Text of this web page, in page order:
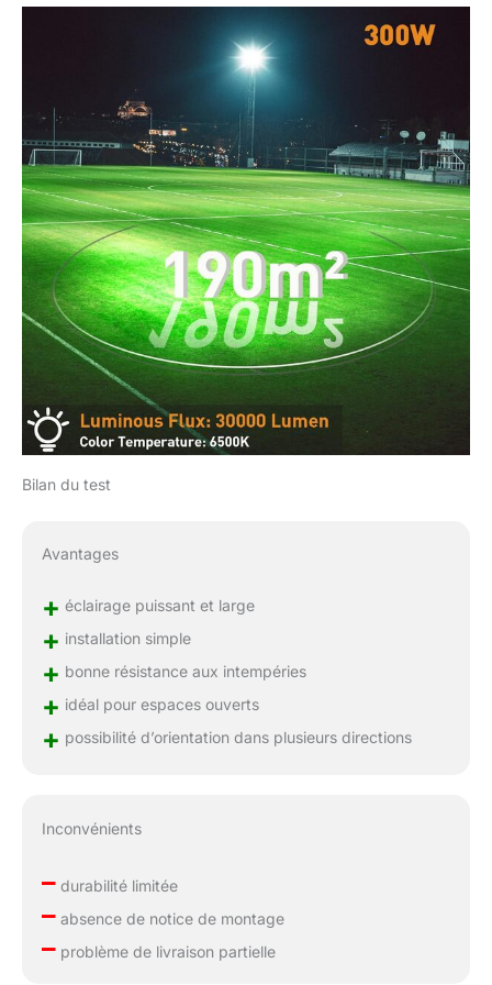
Bilan du test
Avantages
+ éclairage puissant et large
+ installation simple
+ bonne résistance aux intempéries
+ idéal pour espaces ouverts
+ possibilité d’orientation dans plusieurs directions
Inconvénients
–durabilité limitée
–absence de notice de montage
–problème de livraison partielle